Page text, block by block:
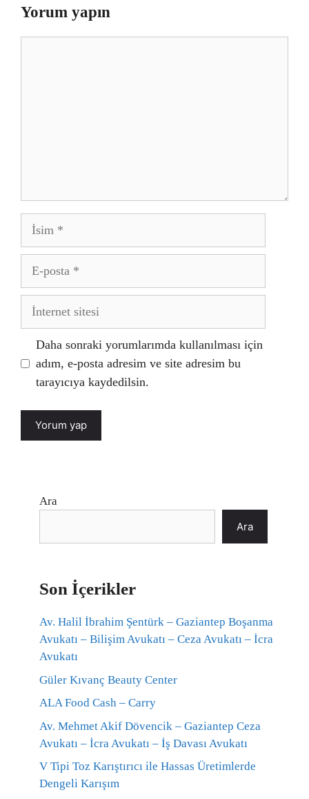
Yorum yapın
İsim
posta
İnternet
Daha sonraki yorumlarımda kullanılması için
adım, e-posta adresim ve site adresim bu
tarayıcıya kaydedilsin.
Ara
Ara
Son İçerikler
Av. Halil İbrahim Şentürk – Gaziantep Boşanma
Avukatı – Bilişim Avukatı – Ceza Avukatı – İcra
Avukatı
Güler Kıvanç Beauty Center
ALA Food Cash – Carry
Av. Mehmet Akif Dövencik – Gaziantep Ceza
Avukatı – İcra Avukatı – İş Davası Avukatı
V Tipi Toz Karıştırıcı ile Hassas Üretimlerde
Dengeli Karışım